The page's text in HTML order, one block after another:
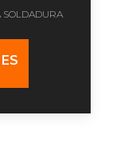
SOLDADURA